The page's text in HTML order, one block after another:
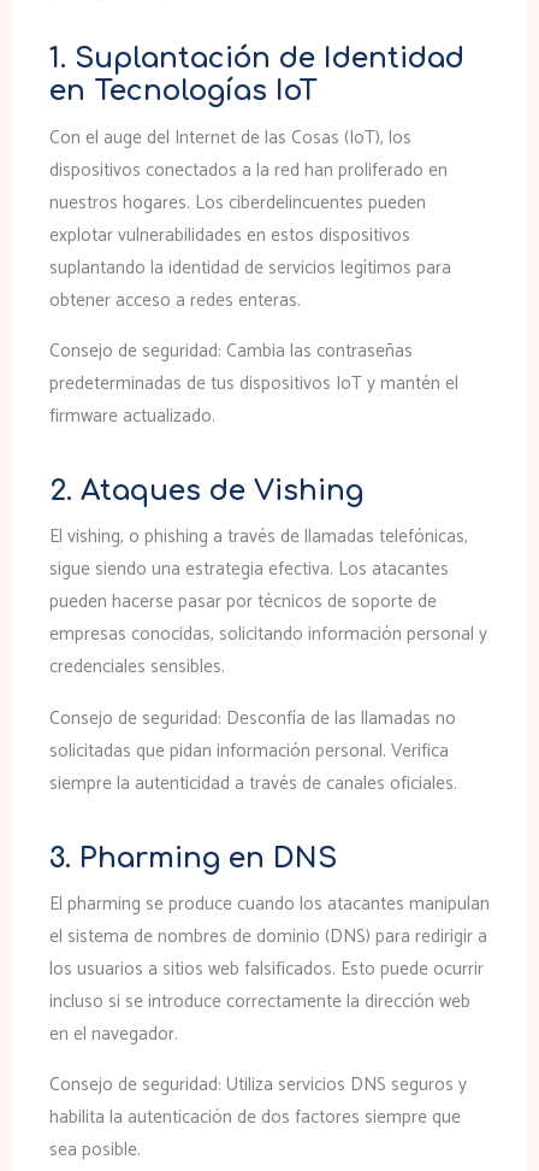
1. Suplantación de Identidad
en Tecnologías IoT
Con el auge del Internet de las Cosas (IoT), los
dispositivos conectados a la red han proliferado en
nuestros hogares. Los ciberdelincuentes pueden
explotar vulnerabilidades en estos dispositivos
suplantando la identidad de servicios legítimos para
obtener acceso a redes enteras.
Consejo de seguridad: Cambia las contraseñas
predeterminadas de tus dispositivos IoT y mantén el
firmware actualizado.
2. Ataques de Vishing
El vishing, o phishing a través de llamadas telefónicas,
sigue siendo una estrategia efectiva. Los atacantes
pueden hacerse pasar por técnicos de soporte de
empresas conocidas, solicitando información personal y
credenciales sensibles.
Consejo de seguridad: Desconfía de las llamadas no
solicitadas que pidan información personal. Verifica
siempre la autenticidad a través de canales oficiales.
3. Pharming en DNS
El pharming se produce cuando los atacantes manipulan
el sistema de nombres de dominio (DNS) para redirigir a
los usuarios a sitios web falsificados. Esto puede ocurrir
incluso si se introduce correctamente la dirección web
en el navegador.
Consejo de seguridad: Utiliza servicios DNS seguros y
habilita la autenticación de dos factores siempre que
sea posible.